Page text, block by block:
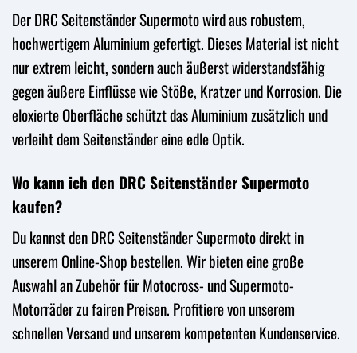
Der DRC Seitenständer Supermoto wird aus robustem,
hochwertigem Aluminium gefertigt. Dieses Material ist nicht
nur extrem leicht, sondern auch äußerst widerstandsfähig
gegen äußere Einflüsse wie Stöße, Kratzer und Korrosion. Die
eloxierte Oberfläche schützt das Aluminium zusätzlich und
verleiht dem Seitenständer eine edle Optik.
Wo kann ich den DRC Seitenständer Supermoto
kaufen?
Du kannst den DRC Seitenständer Supermoto direkt in
unserem Online-Shop bestellen. Wir bieten eine große
Auswahl an Zubehör für Motocross- und Supermoto-
Motorräder zu fairen Preisen. Profitiere von unserem
schnellen Versand und unserem kompetenten Kundenservice.